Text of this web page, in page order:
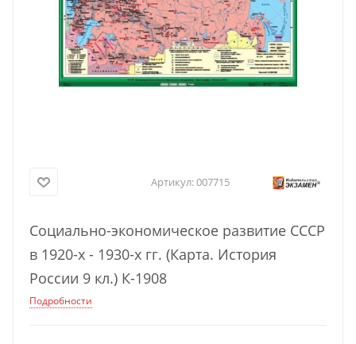
Артикул:007715
Социально-экономическое развитие СССР
в 1920-х - 1930-х гг. (Карта. История
России 9 кл.) К-1908
Подробности